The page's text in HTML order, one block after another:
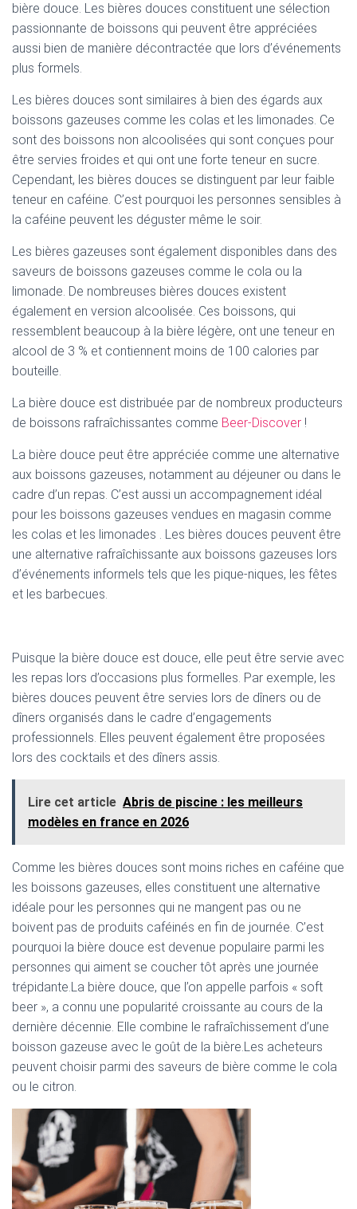
bière douce. Les bières douces constituent une sélection
passionnante de boissons qui peuvent être appréciées
aussi bien de manière décontractée que lors d’événements
plus formels.
Les bières douces sont similaires à bien des égards aux
boissons gazeuses comme les colas et les limonades. Ce
sont des boissons non alcoolisées qui sont conçues pour
être servies froides et qui ont une forte teneur en sucre.
Cependant, les bières douces se distinguent par leur faible
teneur en caféine. C’est pourquoi les personnes sensibles à
la caféine peuvent les déguster même le soir.
Les bières gazeuses sont également disponibles dans des
saveurs de boissons gazeuses comme le cola ou la
limonade. De nombreuses bières douces existent
également en version alcoolisée. Ces boissons, qui
ressemblent beaucoup à la bière légère, ont une teneur en
alcool de 3 % et contiennent moins de 100 calories par
bouteille.
La bière douce est distribuée par de nombreux producteurs
de boissons rafraîchissantes comme Beer-Discover !
La bière douce peut être appréciée comme une alternative
aux boissons gazeuses, notamment au déjeuner ou dans le
cadre d’un repas. C’est aussi un accompagnement idéal
pour les boissons gazeuses vendues en magasin comme
les colas et les limonades . Les bières douces peuvent être
une alternative rafraîchissante aux boissons gazeuses lors
d’événements informels tels que les pique-niques, les fêtes
et les barbecues.
Puisque la bière douce est douce, elle peut être servie avec
les repas lors d’occasions plus formelles. Par exemple, les
bières douces peuvent être servies lors de dîners ou de
dîners organisés dans le cadre d’engagements
professionnels. Elles peuvent également être proposées
lors des cocktails et des dîners assis.
Lire cet article Abris de piscine : les meilleurs
modèles en france en 2026
Comme les bières douces sont moins riches en caféine que
les boissons gazeuses, elles constituent une alternative
idéale pour les personnes qui ne mangent pas ou ne
boivent pas de produits caféinés en fin de journée. C’est
pourquoi la bière douce est devenue populaire parmi les
personnes qui aiment se coucher tôt après une journée
trépidante.La bière douce, que l’on appelle parfois « soft
beer », a connu une popularité croissante au cours de la
dernière décennie. Elle combine le rafraîchissement d’une
boisson gazeuse avec le goût de la bière.Les acheteurs
peuvent choisir parmi des saveurs de bière comme le cola
ou le citron.